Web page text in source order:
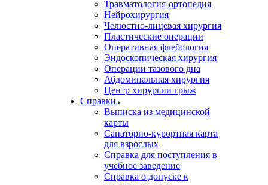
Травматология-ортопедия
Нейрохирургия
Челюстно-лицевая хирургия
Пластические операции
Оперативная флебология
Эндоскопическая хирургия
Операции тазового дна
Абдоминальная хирургия
Центр хирургии грыж
Справки
Выписка из медицинской
карты
Санаторно-курортная карта
для взрослых
Справка для поступления в
учебное заведение
Справка о допуске к